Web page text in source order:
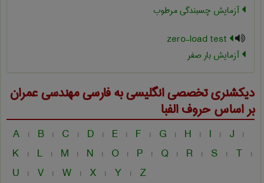
آزمایش چسبندگی مرطوب
آزمایش بار صفر
دیکشنری تخصصی انگلیسی به فارسیمهندسی عمران
بر اساس حروف الفبا
A | B | C | D | E | F | G | H | I | J |
K | L | M | N | O | P | Q | R | S | T |
U | V | W | X | Y | Z